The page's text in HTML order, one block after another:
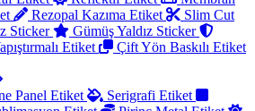
Rezopal Kazıma Etiket
Slim Cut
Sticker
Gümüş Yaldız Sticker
Etiket
Çift Yön Baskılı Etiket
Panel Etiket
Serigrafi Etiket